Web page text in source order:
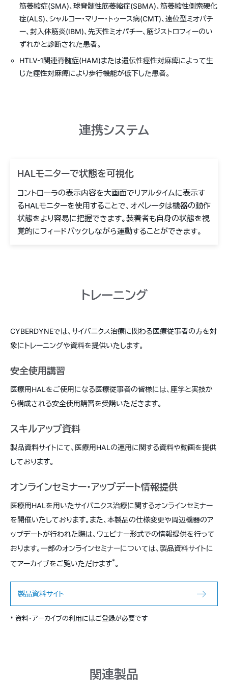
筋萎縮症(SMA)、球脊髄性筋萎縮症(SBMA)、筋萎縮性側索硬化
症(ALS)、シャルコー・マリー・トゥース病(CMT)、遠位型ミオパチ
ー、封入体筋炎(IBM)、先天性ミオパチー、筋ジストロフィーのい
ずれかと診断された患者。
HTLV-1関連脊髄症(HAM)または遺伝性痙性対麻痺によって生
じた痙性対麻痺により歩行機能が低下した患者。
連携システム
HALモニターで状態を可視化
コントローラの表示内容を大画面でリアルタイムに表示す
るHALモニターを使用することで、オペレータは機器の動作
状態をより容易に把握できます。装着者も自身の状態を視
覚的にフィードバックしながら運動することができます。
トレーニング
CYBERDYNEでは、サイバニクス治療に関わる医療従事者の方を対
象にトレーニングや資料を提供いたします。
安全使用講習
医療用HALをご使用になる医療従事者の皆様には、座学と実技か
ら構成される安全使用講習を受講いただきます。
スキルアップ資料
製品資料サイトにて、医療用HALの運用に関する資料や動画を提供
しております。
オンラインセミナー・アップデート情報提供
医療用HALを用いたサイバニクス治療に関するオンラインセミナー
を開催いたしております。また、本製品の仕様変更や周辺機器のア
ップデートが行われた際は、ウェビナー形式での情報提供を行って
おります。一部のオンラインセミナーについては、製品資料サイトに
てアーカイブをご覧いただけます*。
製品資料サイト
* 資料・アーカイブの利用にはご登録が必要です
関連製品